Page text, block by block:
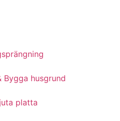
husgrund
platta